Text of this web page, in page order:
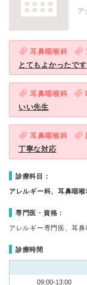
ア
耳鼻咽喉科
とてもよかったです
耳鼻咽喉科
いい先生
耳鼻咽喉科
丁寧な対応
診療科目：
アレルギー科、耳鼻咽喉
専門医・資格：
アレルギー専門医、耳
診療時間
09:00-13:00